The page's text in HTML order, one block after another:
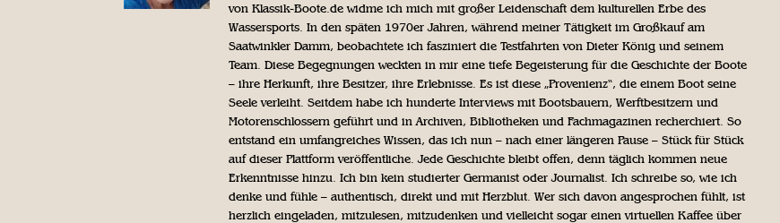
von Klassik-Boote.de widme ich mich mit großer Leidenschaft dem kulturellen Erbe des
Wassersports. In den späten 1970er Jahren, während meiner Tätigkeit im Großkauf am
Saatwinkler Damm, beobachtete ich fasziniert die Testfahrten von Dieter König und seinem
Team. Diese Begegnungen weckten in mir eine tiefe Begeisterung für die Geschichte der Boote
– ihre Herkunft, ihre Besitzer, ihre Erlebnisse. Es ist diese „Provenienz“, die einem Boot seine
Seele verleiht. Seitdem habe ich hunderte Interviews mit Bootsbauern, Werftbesitzern und
Motorenschlossern geführt und in Archiven, Bibliotheken und Fachmagazinen recherchiert. So
entstand ein umfangreiches Wissen, das ich nun – nach einer längeren Pause – Stück für Stück
auf dieser Plattform veröffentliche. Jede Geschichte bleibt offen, denn täglich kommen neue
Erkenntnisse hinzu. Ich bin kein studierter Germanist oder Journalist. Ich schreibe so, wie ich
denke und fühle – authentisch, direkt und mit Herzblut. Wer sich davon angesprochen fühlt, ist
herzlich eingeladen, mitzulesen, mitzudenken und vielleicht sogar einen virtuellen Kaffee über